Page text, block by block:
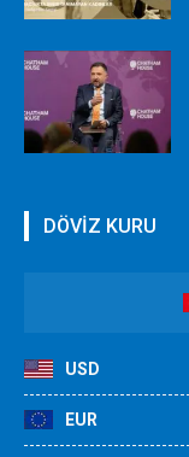
DÖVİZ KURU
USD
EUR